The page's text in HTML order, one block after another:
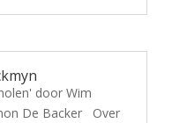
door Wim
De Backer Over